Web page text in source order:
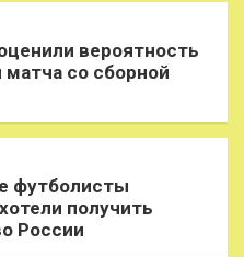
вероятность
со сборной
футболисты
получить
России